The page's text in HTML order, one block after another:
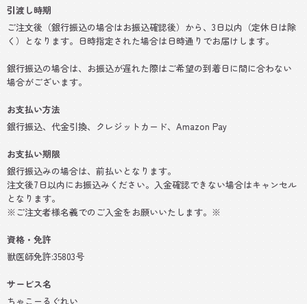
引渡し時期
ご注文後（銀行振込の場合はお振込確認後）から、3日以内（定休日は除
く）となります。日時指定された場合は日時通りでお届けします。
銀行振込の場合は、お振込が遅れた際はご希望の到着日に間に合わない
場合がございます。
お支払い方法
銀行振込、代金引換、クレジットカード、Amazon Pay
お支払い期限
銀行振込みの場合は、前払いとなります。
注文後7日以内にお振込みください。入金確認できない場合はキャンセル
となります。
※ご注文者様名義でのご入金をお願いいたします。※
資格・免許
獣医師免許:35803号
サービス名
ちゃこーるぐれい